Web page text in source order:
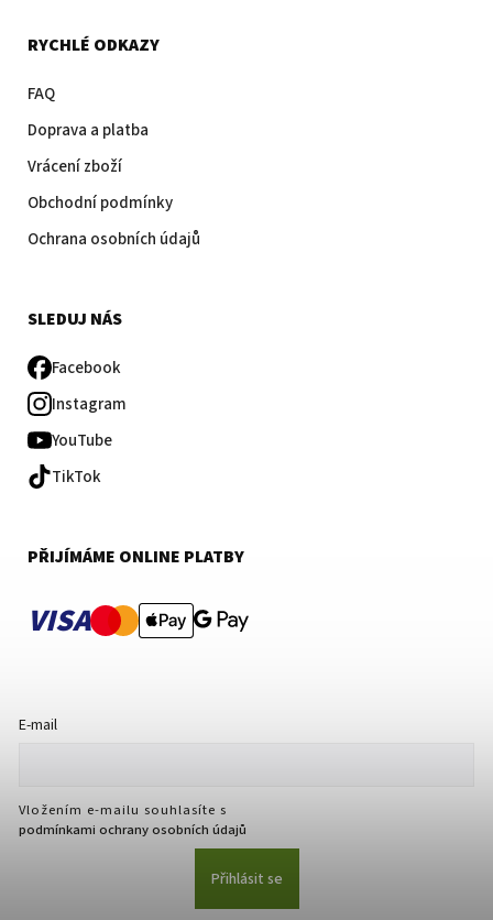
RYCHLÉ ODKAZY
FAQ
Doprava a platba
Vrácení zboží
Obchodní podmínky
Ochrana osobních údajů
SLEDUJ NÁS
Facebook
Instagram
YouTube
TikTok
PŘIJÍMÁME ONLINE PLATBY
VISA
E-mail
Vložením e-mailu souhlasíte s
podmínkami ochrany osobních údajů
Přihlásit se